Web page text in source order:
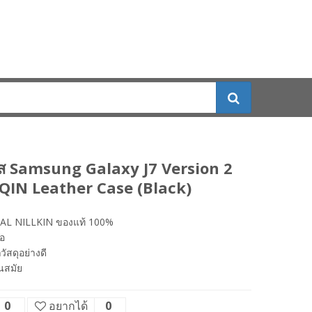
Samsung Galaxy J7 Version 2
Leather Case (Black)
NILLKIN ของแท้ 100%
สดุอย่างดี
สมัย
0 อยากได้ 0